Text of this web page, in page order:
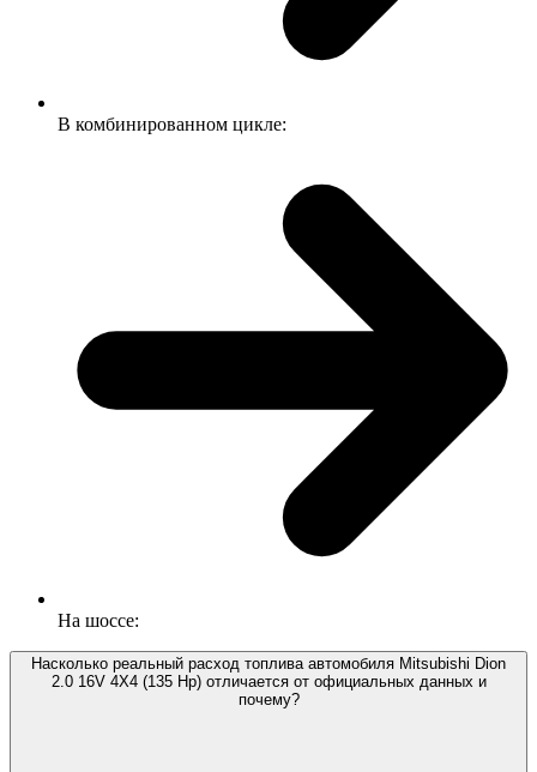
В комбинированном цикле:
На шоссе:
Насколько реальный расход топлива автомобиля Mitsubishi Dion
2.0 16V 4X4 (135 Hp) отличается от официальных данных и
почему?